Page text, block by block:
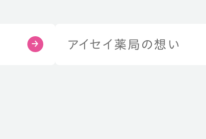
アイセイ薬局の想い